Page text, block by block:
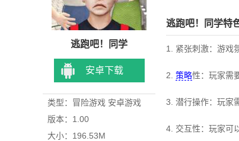
逃跑吧！同学
安卓下载
类型：冒险游戏 安卓游戏
版本：1.00
大小：196.53M
逃跑吧！同学特
1. 紧张刺激：游戏
2. 策略性：玩家需
3. 潜行操作：玩家
4. 交互性：玩家可